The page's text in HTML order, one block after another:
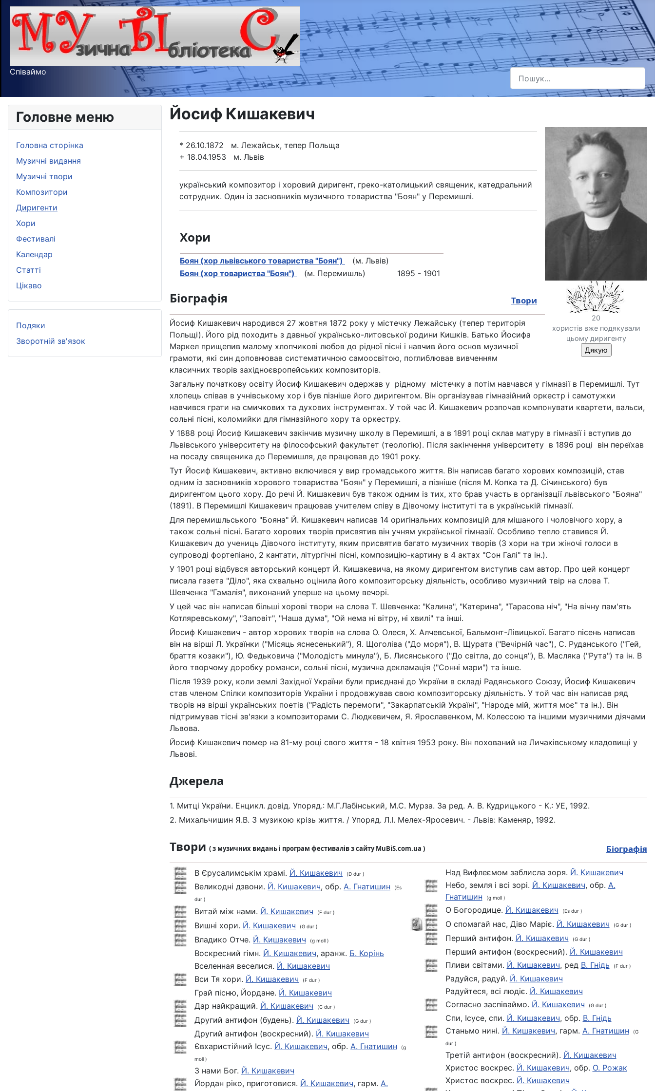
Співаймо Пошук
Type 2 or more characters for results.
Головне меню
Головна сторінка
Музичні видання
Музичні твори
Композитори
Диригенти
Хори
Фестивалі
Календар
Статті
Цікаво
Подяки
Зворотній зв'язок
Йосиф Кишакевич
20
хористів вже подякували
цьому диригенту
* 26.10.1872 м. Лежайськ, тепер Польща
+ 18.04.1953 м. Львів
український композитор і хоровий диригент, греко-католицький священик, катедральний
сотрудник. Один із засновників музичного товариства "Боян" у Перемишлі.
Хори
Боян (хор львівського товариства "Боян")
(м. Львів)
Боян (хор товариства "Боян")
(м. Перемишль) 1895 - 1901
Біографія Твори
Йосиф Кишакевич народився 27 жовтня 1872 року у містечку Лежайську (тепер територія
Польщі). Його рід походить з давньої українсько-литовської родини Кишків. Батько Йосифа
Маркел прищепив малому хлопчикові любов до рідної пісні і навчив його основ музичної
грамоти, які син доповнював систематичною самоосвітою, поглиблював вивченням
класичних творів західноєвропейських композиторів.
Загальну початкову освіту Йосиф Кишакевич одержав у рідному містечку а потім навчався у гімназії в Перемишлі. Тут
хлопець співав в учнівському хор і був пізніше його диригентом. Він організував гімназійний оркестр і самотужки
навчився грати на смичкових та духових інструментах. У той час Й. Кишакевич розпочав компонувати квартети, вальси,
сольні пісні, коломийки для гімназійного хору та оркестру.
У 1888 році Йосиф Кишакевич закінчив музичну школу в Перемишлі, а в 1891 році склав матуру в гімназії і вступив до
Львівського університету на філософський факультет (теологію). Після закінчення університету в 1896 році він переїхав
на посаду священика до Перемишля, де працював до 1901 року.
Тут Йосиф Кишакевич, активно включився у вир громадського життя. Він написав багато хорових композицій, став
одним із засновників хорового товариства "Боян" у Перемишлі, а пізніше (після М. Копка та Д. Січинського) був
диригентом цього хору. До речі Й. Кишакевич був також одним із тих, хто брав участь в організації львівського "Бояна"
(1891). В Перемишлі Кишакевич працював учителем співу в Дівочому інституті та в українській гімназії.
Для перемишльського "Бояна" Й. Кишакевич написав 14 оригінальних композицій для мішаного і чоловічого хору, а
також сольні пісні. Багато хорових творів присвятив він учням української гімназії. Особливо тепло ставився Й.
Кишакевич до учениць Дівочого інституту, яким присвятив багато музичних творів (3 хори на три жіночі голоси в
супроводі фортепіано, 2 кантати, літургічні пісні, композицію-картину в 4 актах "Сон Галі" та ін.).
У 1901 році відбувся авторський концерт Й. Кишакевича, на якому диригентом виступив сам автор. Про цей концерт
писала газета "Діло", яка схвально оцінила його композиторську діяльність, особливо музичний твір на слова Т.
Шевченка "Гамалія", виконаний уперше на цьому вечорі.
У цей час він написав більші хорові твори на слова Т. Шевченка: "Калина", "Катерина", "Тарасова ніч", "На вічну пам'ять
Котляревському", "Заповіт", "Наша дума", "Ой нема ні вітру, ні хвилі" та інші.
Йосиф Кишакевич - автор хорових творів на слова О. Олеся, X. Алчевської, Бальмонт-Лівицької. Багато пісень написав
він на вірші Л. Українки ("Місяць яснесенький"), Я. Щоголіва ("До моря"), В. Щурата ("Вечірній час"), С. Руданського ("Гей,
браття козаки"), Ю. Федьковича ("Молодість минула"), Б. Лисянського ("До світла, до сонця"), В. Масляка ("Рута") та ін. В
його творчому доробку романси, сольні пісні, музична декламація ("Сонні мари") та інше.
Після 1939 року, коли землі Західної України були приєднані до України в складі Радянського Союзу, Йосиф Кишакевич
став членом Спілки композиторів України і продовжував свою композиторську діяльність. У той час він написав ряд
творів на вірші українських поетів ("Радість перемоги", "Закарпатській Україні", "Народе мій, життя моє" та ін.). Він
підтримував тісні зв'язки з композиторами С. Людкевичем, Я. Ярославенком, М. Колессою та іншими музичними діячами
Львова.
Йосиф Кишакевич помер на 81-му році свого життя - 18 квітня 1953 року. Він похований на Личаківському кладовищі у
Львові.
Джерела
1. Митці України. Енцикл. довід. Упоряд.: М.Г.Лабінський, М.С. Мурза. За ред. А. В. Кудрицького - К.: УЕ, 1992.
2. Михальчишин Я.В. З музикою крізь життя. / Упоряд. Л.І. Мелех-Яросевич. - Львів: Каменяр, 1992.
Твори ( з музичних видань і програм фестивалів з сайту MuBiS.com.ua ) Біографія
В Єрусалимськім храмі. Й. Кишакевич (D dur )
Великодні дзвони. Й. Кишакевич, обр. А. Гнатишин
(Es
dur )
Витай між нами. Й. Кишакевич (F dur )
Вишні xopи. Й. Кишакевич (G dur )
Владико Отче. Й. Кишакевич (g moll )
Воскресний гімн. Й. Кишакевич, аранж. Б. Корінь
Вселенная веселися. Й. Кишакевич
Вси Тя хори. Й. Кишакевич (F dur )
Грай пісню, Йордане. Й. Кишакевич
Дар найкращий. Й. Кишакевич (C dur )
Другий антифон (будень). Й. Кишакевич (G dur )
Другий антифон (воскресний). Й. Кишакевич
Євхаристійний Ісус. Й. Кишакевич, обр. А. Гнатишин
(g
moll )
З нами Бог. Й. Кишакевич
Йордан ріко, приготовися. Й. Кишакевич, гарм. А.
Над Вифлеємом заблисла зоря. Й. Кишакевич
Небо, земля і всі зорі. Й. Кишакевич, обр. А.
Гнатишин
(g moll )
О Богородице. Й. Кишакевич (Es dur )
О спомагай нас, Діво Маріє. Й. Кишакевич (G dur )
Перший антифон. Й. Кишакевич (G dur )
Перший антифон (воскресний). Й. Кишакевич
Пливи світами. Й. Кишакевич, ред В. Гнідь (F dur )
Радуйся, радуй. Й. Кишакевич
Радуйтеся, всі людіє. Й. Кишакевич
Согласно заспіваймо. Й. Кишакевич (G dur )
Спи, Ісусе, спи. Й. Кишакевич, обр. В. Гнідь
Станьмо нині. Й. Кишакевич, гарм. А. Гнатишин
(G
dur )
Третій антифон (воскресний). Й. Кишакевич
Христос воскрес. Й. Кишакевич, обр. О. Рожак
Христос воскрес. Й. Кишакевич